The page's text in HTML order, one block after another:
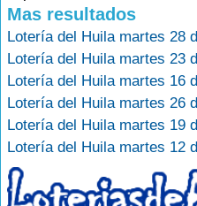
Mas resultados
Lotería del Huila martes 28
Lotería del Huila martes 23
Lotería del Huila martes 16
Lotería del Huila martes 26
Lotería del Huila martes 19
Lotería del Huila martes 12